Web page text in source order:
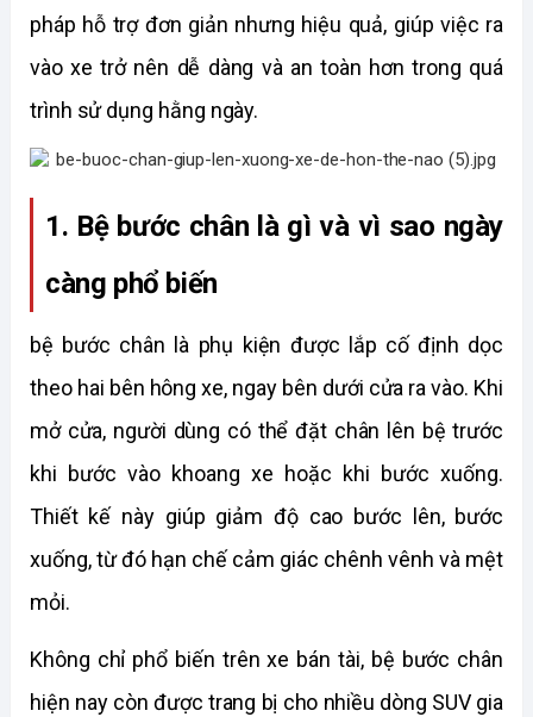
pháp hỗ trợ đơn giản nhưng hiệu quả, giúp việc ra
vào xe trở nên dễ dàng và an toàn hơn trong quá
trình sử dụng hằng ngày.
1. Bệ bước chân là gì và vì sao ngày
càng phổ biến
bệ bước chân là phụ kiện được lắp cố định dọc
theo hai bên hông xe, ngay bên dưới cửa ra vào. Khi
mở cửa, người dùng có thể đặt chân lên bệ trước
khi bước vào khoang xe hoặc khi bước xuống.
Thiết kế này giúp giảm độ cao bước lên, bước
xuống, từ đó hạn chế cảm giác chênh vênh và mệt
mỏi.
Không chỉ phổ biến trên xe bán tài, bệ bước chân
hiện nay còn được trang bị cho nhiều dòng SUV gia